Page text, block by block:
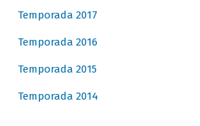
Temporada 2017
Temporada 2016
Temporada 2015
Temporada 2014